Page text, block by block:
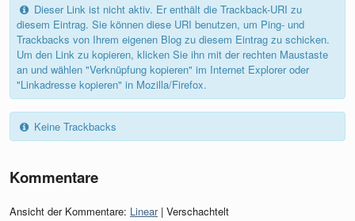
Dieser Link ist nicht aktiv. Er enthält die Trackback-URI zu
diesem Eintrag. Sie können diese URI benutzen, um Ping- und
Trackbacks von Ihrem eigenen Blog zu diesem Eintrag zu schicken.
Um den Link zu kopieren, klicken Sie ihn mit der rechten Maustaste
an und wählen "Verknüpfung kopieren" im Internet Explorer oder
"Linkadresse kopieren" in Mozilla/Firefox.
Keine Trackbacks
Kommentare
Ansicht der Kommentare: Linear| Verschachtelt